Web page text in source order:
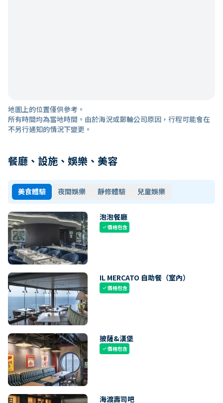
地圖上的位置僅供參考。
所有時間均為當地時間。由於海況或郵輪公司原因，行程可能會在
不另行通知的情況下變更。
餐廳、設施、娛樂、美容
美食體驗 夜間娛樂 靜修體驗 兒童娛樂
泡泡餐廳
check價格包含
IL MERCATO 自助餐（室內）
check價格包含
披薩&漢堡
check價格包含
海渡壽司吧